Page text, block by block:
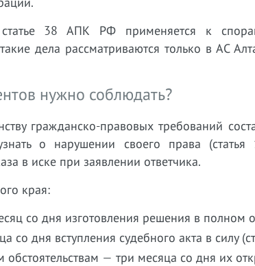
статье 38 АПК РФ применяется к
дела рассматриваются только в АС
нужно соблюдать?
гражданско-правовых требований
о нарушении своего права
в иске при заявлении ответчика.
края:
со дня изготовления решения в полном
со дня вступления судебного акта в силу
— три месяца со дня их